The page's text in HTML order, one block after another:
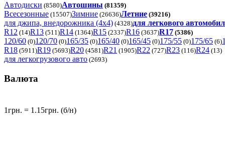
Автодиски (8580)Автошины (81359)
Всесезонные (15507)Зимние (26636)Летние (39216)
для джипа, внедорожника (4x4) (4328)для легкового
R12 (14)R13 (511)R14 (1364)R15 (2337)R16 (3637)R17 (5386)
120/60 (0)120/70 (0)165/35 (0)165/40 (0)165/45 (0)175/55 (0)175/65 (6)
R18 (5911)R19 (5693)R20 (4581)R21 (1905)R22 (727)R23 (116)R24 (13)
для легкогрузового авто (2693)
Валюта
1грн. = 1.15грн. (б/н)